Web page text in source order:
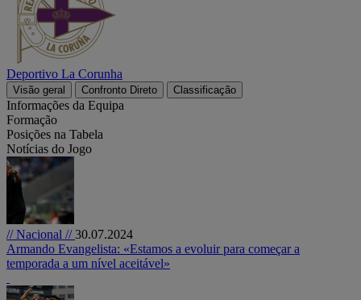
Deportivo La Corunha
Visão geral Confronto Direto Classificação
Informações da Equipa
Formação
Posições na Tabela
Notícias do Jogo
// Nacional //30.07.2024
Armando Evangelista: «Estamos a evoluir para começar a
temporada a um nível aceitável»